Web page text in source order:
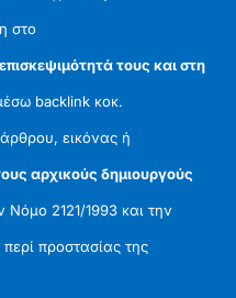
στο
τους και στη
backlink κοκ.
εικόνας ή
αρχικούς δημιουργούς
2121/1993 και την
προστασίας της